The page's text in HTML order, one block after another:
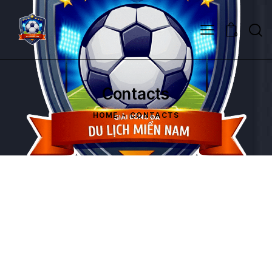
0
Contacts
HOME CONTACTS